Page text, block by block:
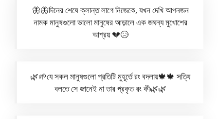
🦋🦋দিনের শেষে ক্লান্ত লাগে নিজেকে, যখন দেখি আপনজন
নামক মানুষগুলো ভালো মানুষের আড়ালে এক জঘন্য মুখোশের
আশ্রয় 💔😥
🌿🌱যে সকল মানুষগুলো প্রতিটি মুহূর্তে রং বদলায়🍁🍁 সত্যি
বলতে সে জানেই না তার প্রকৃত রং কী🌿🌿